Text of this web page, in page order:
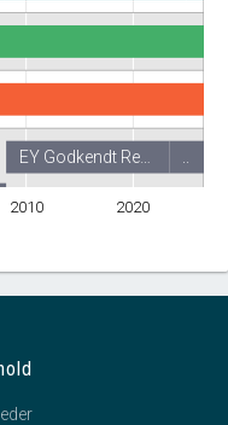
2010 2020
EY Godkendt Re…